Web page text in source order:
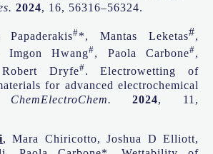
2024, 16, 56316–56324.
Papaderakis#*, Mantas Leketas#,
Imgon Hwang#, Paola Carbone#,
Dryfe#. Electrowetting of
for advanced electrochemical
ChemElectroChem. 2024, 11,
, Mara Chiricotto, Joshua D Elliott,